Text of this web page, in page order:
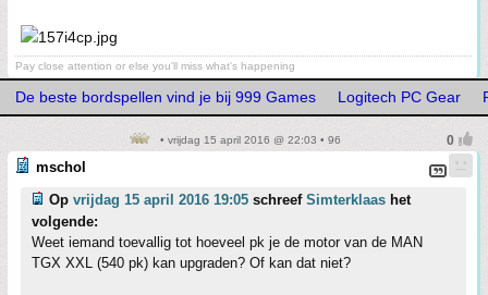
Pay close attention or else you'll miss what's happening
De beste bordspellen vind je bij 999 Games Logitech PC Gear
• vrijdag 15 april 2016 @ 22:03 • 96
mschol
Op vrijdag 15 april 2016 19:05 schreef Simterklaas het
volgende:
Weet iemand toevallig tot hoeveel pk je de motor van de MAN
TGX XXL (540 pk) kan upgraden? Of kan dat niet?